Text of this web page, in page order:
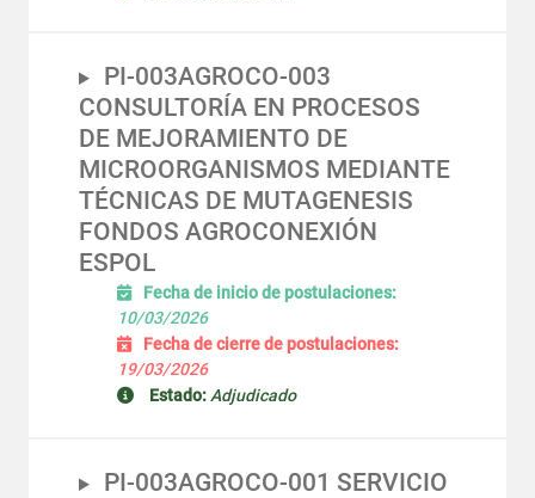
PI-003AGROCO-003
CONSULTORÍA EN PROCESOS
DE MEJORAMIENTO DE
MICROORGANISMOS MEDIANTE
TÉCNICAS DE MUTAGENESIS
FONDOS AGROCONEXIÓN
ESPOL
Fecha de inicio de postulaciones:
10/03/2026
Fecha de cierre de postulaciones:
19/03/2026
Estado: Adjudicado
PI-003AGROCO-001 SERVICIO